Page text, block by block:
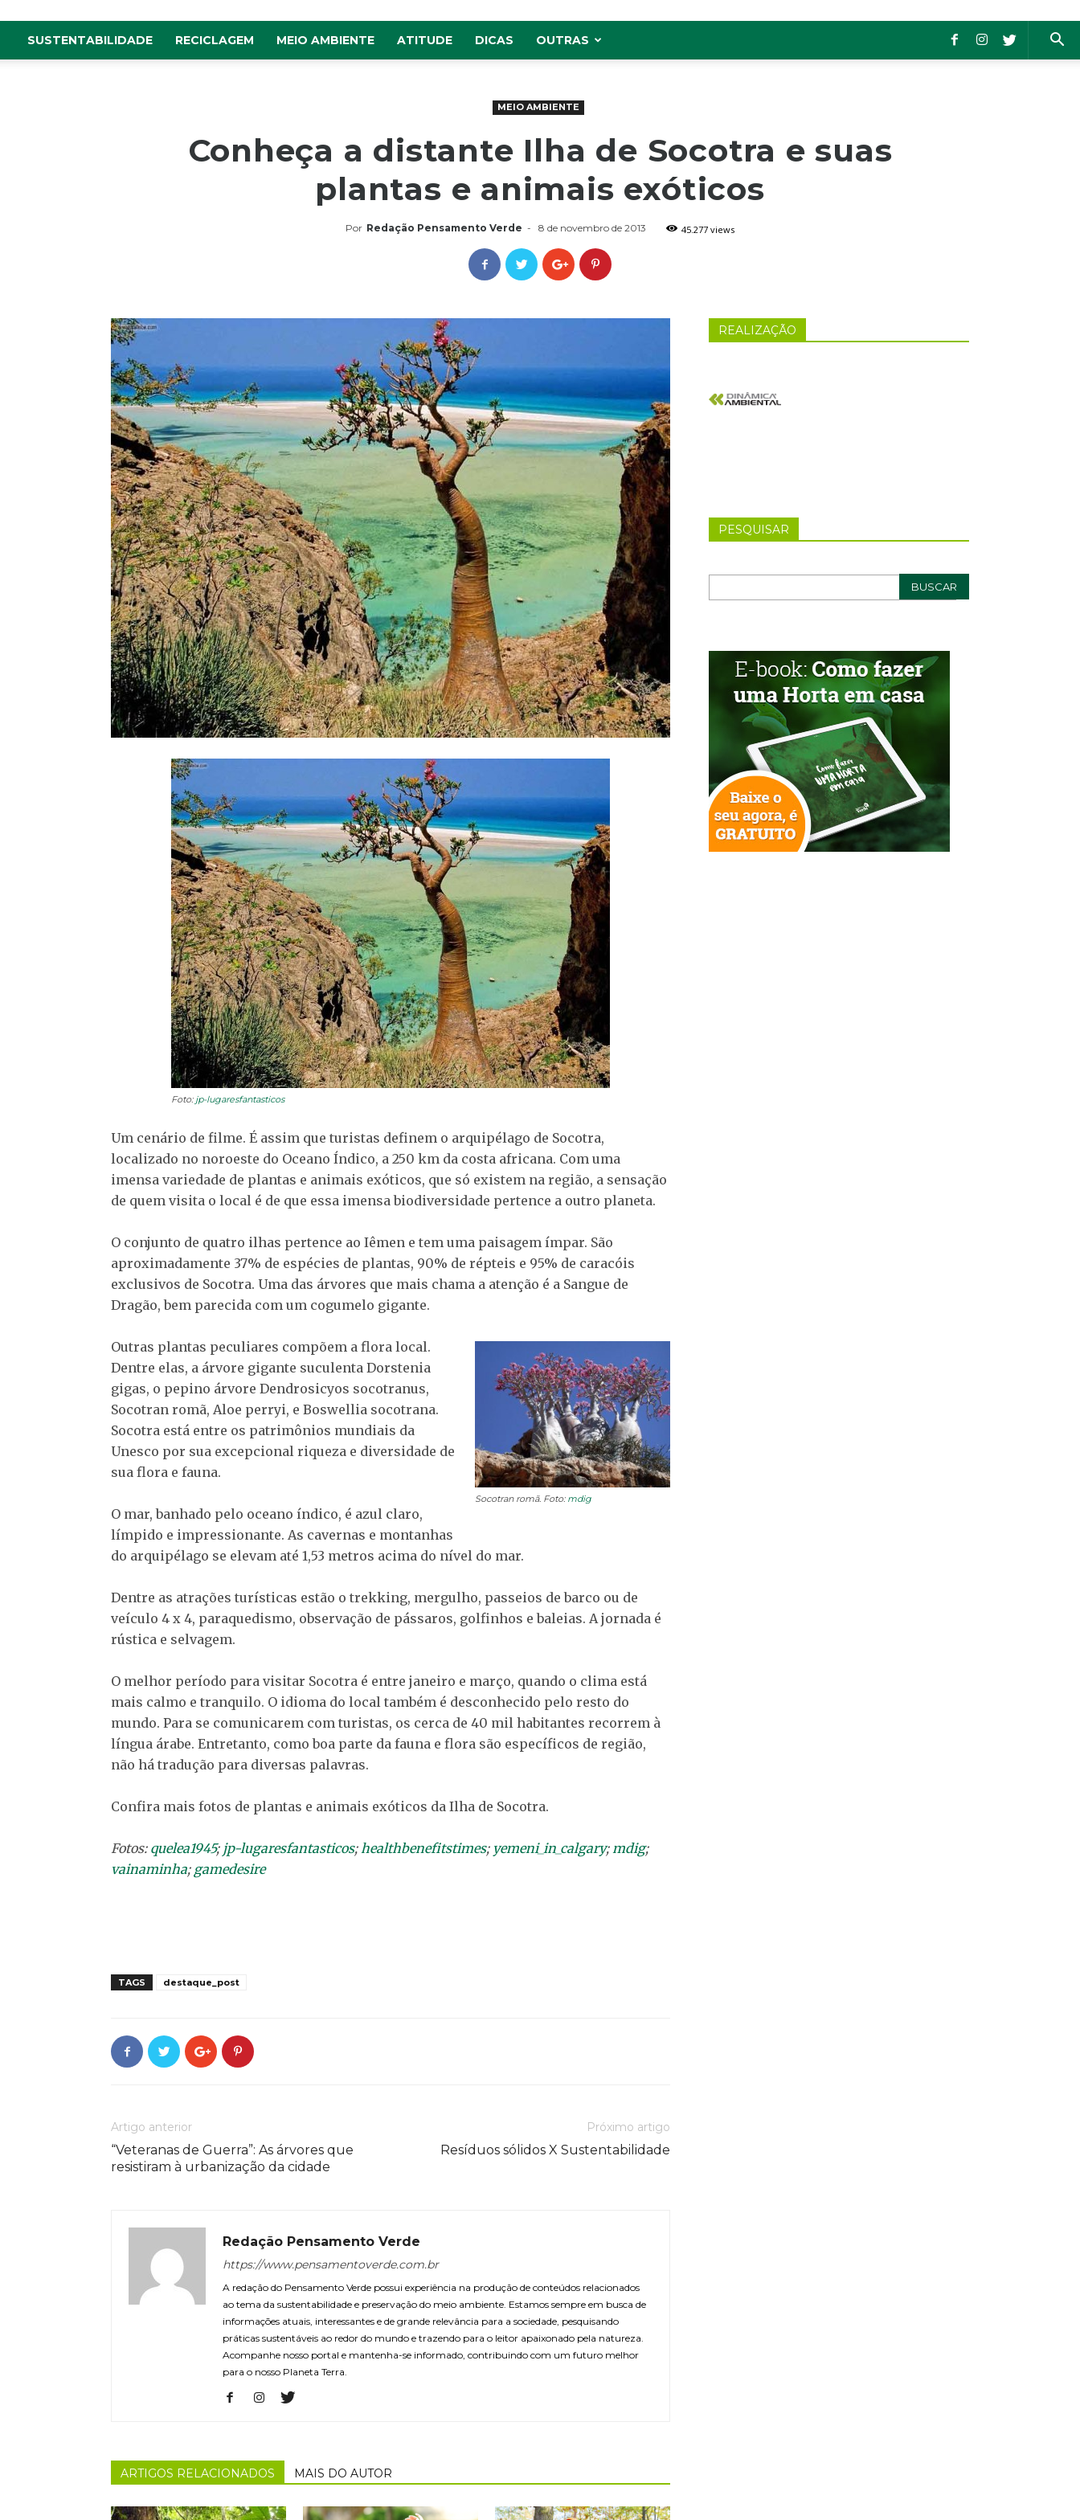
SUSTENTABILIDADE RECICLAGEM MEIO AMBIENTE ATITUDE DICAS OUTRAS
MEIO AMBIENTE
Conheça a distante Ilha de Socotra e suas
plantas e animais exóticos
Por Redação Pensamento Verde - 8 de novembro de 2013 45.277 views
Foto: jp-lugaresfantasticos
Um cenário de filme. É assim que turistas definem o arquipélago de Socotra,
localizado no noroeste do Oceano Índico, a 250 km da costa africana. Com uma
imensa variedade de plantas e animais exóticos, que só existem na região, a sensação
de quem visita o local é de que essa imensa biodiversidade pertence a outro planeta.
O conjunto de quatro ilhas pertence ao Iêmen e tem uma paisagem ímpar. São
aproximadamente 37% de espécies de plantas, 90% de répteis e 95% de caracóis
exclusivos de Socotra. Uma das árvores que mais chama a atenção é a Sangue de
Dragão, bem parecida com um cogumelo gigante.
Socotran romã. Foto: mdig
Outras plantas peculiares compõem a flora local.
Dentre elas, a árvore gigante suculenta Dorstenia
gigas, o pepino árvore Dendrosicyos socotranus,
Socotran romã, Aloe perryi, e Boswellia socotrana.
Socotra está entre os patrimônios mundiais da
Unesco por sua excepcional riqueza e diversidade de
sua flora e fauna.
O mar, banhado pelo oceano índico, é azul claro,
límpido e impressionante. As cavernas e montanhas
do arquipélago se elevam até 1,53 metros acima do nível do mar.
Dentre as atrações turísticas estão o trekking, mergulho, passeios de barco ou de
veículo 4 x 4, paraquedismo, observação de pássaros, golfinhos e baleias. A jornada é
rústica e selvagem.
O melhor período para visitar Socotra é entre janeiro e março, quando o clima está
mais calmo e tranquilo. O idioma do local também é desconhecido pelo resto do
mundo. Para se comunicarem com turistas, os cerca de 40 mil habitantes recorrem à
língua árabe. Entretanto, como boa parte da fauna e flora são específicos de região,
não há tradução para diversas palavras.
Confira mais fotos de plantas e animais exóticos da Ilha de Socotra.
Fotos: quelea1945; jp-lugaresfantasticos;healthbenefitstimes; yemeni_in_calgary;mdig;
vainaminha; gamedesire
TAGS destaque_post
Artigo anterior
“Veteranas de Guerra”: As árvores que
resistiram à urbanização da cidade
Próximo artigo
Resíduos sólidos X Sustentabilidade
Redação Pensamento Verde
https://www.pensamentoverde.com.br
A redação do Pensamento Verde possui experiência na produção de conteúdos relacionados
ao tema da sustentabilidade e preservação do meio ambiente. Estamos sempre em busca de
informações atuais, interessantes e de grande relevância para a sociedade, pesquisando
práticas sustentáveis ao redor do mundo e trazendo para o leitor apaixonado pela natureza.
Acompanhe nosso portal e mantenha-se informado, contribuindo com um futuro melhor
para o nosso Planeta Terra.
ARTIGOS RELACIONADOS MAIS DO AUTOR
REALIZAÇÃO
PESQUISAR